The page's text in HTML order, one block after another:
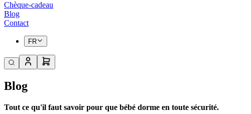
Chèque-cadeau
Blog
Contact
FR
Blog
Tout ce qu'il faut savoir pour que bébé dorme en toute sécurité.